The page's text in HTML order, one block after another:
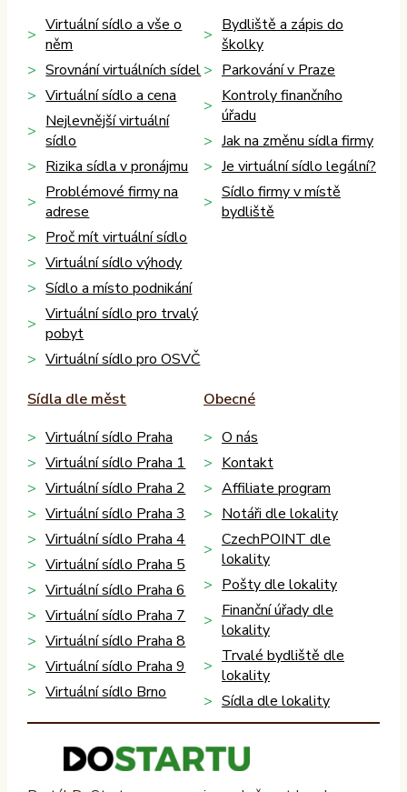
Virtuální sídlo a vše o
něm
Srovnání virtuálních sídel
Virtuální sídlo a cena
Nejlevnější virtuální
sídlo
Rizika sídla v pronájmu
Problémové firmy na
adrese
Proč mít virtuální sídlo
Virtuální sídlo výhody
Sídlo a místo podnikání
Virtuální sídlo pro trvalý
pobyt
Virtuální sídlo pro OSVČ
Bydliště a zápis do
školky
Parkování v Praze
Kontroly finančního
úřadu
Jak na změnu sídla firmy
Je virtuální sídlo legální?
Sídlo firmy v místě
bydliště
Sídla dle měst
Virtuální sídlo Praha
Virtuální sídlo Praha 1
Virtuální sídlo Praha 2
Virtuální sídlo Praha 3
Virtuální sídlo Praha 4
Virtuální sídlo Praha 5
Virtuální sídlo Praha 6
Virtuální sídlo Praha 7
Virtuální sídlo Praha 8
Virtuální sídlo Praha 9
Virtuální sídlo Brno
Obecné
O nás
Kontakt
Affiliate program
Notáři dle lokality
CzechPOINT dle
lokality
Pošty dle lokality
Finanční úřady dle
lokality
Trvalé bydliště dle
lokality
Sídla dle lokality